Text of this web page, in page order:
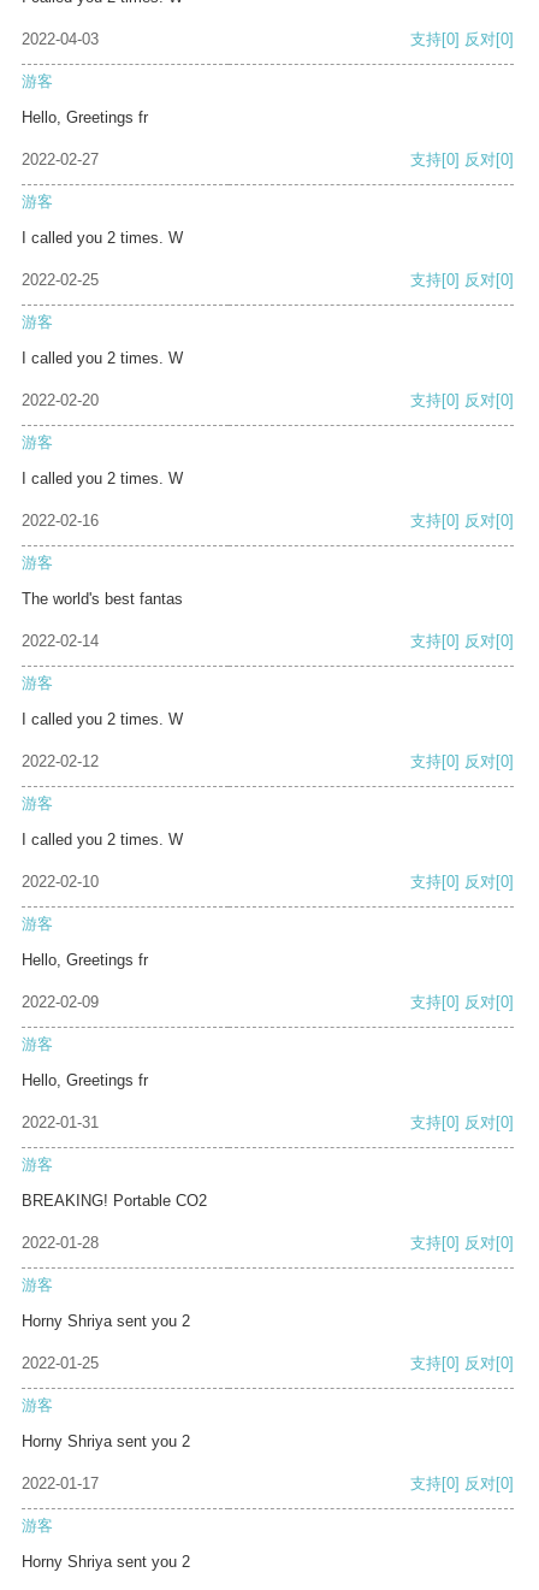
2022-04-03 支持[0] 反对[0]
游客
Hello, Greetings fr
2022-02-27 支持[0] 反对[0]
游客
I called you 2 times. W
2022-02-25 支持[0] 反对[0]
游客
I called you 2 times. W
2022-02-20 支持[0] 反对[0]
游客
I called you 2 times. W
2022-02-16 支持[0] 反对[0]
游客
The world's best fantas
2022-02-14 支持[0] 反对[0]
游客
I called you 2 times. W
2022-02-12 支持[0] 反对[0]
游客
I called you 2 times. W
2022-02-10 支持[0] 反对[0]
游客
Hello, Greetings fr
2022-02-09 支持[0] 反对[0]
游客
Hello, Greetings fr
2022-01-31 支持[0] 反对[0]
游客
BREAKING! Portable CO2
2022-01-28 支持[0] 反对[0]
游客
Horny Shriya sent you 2
2022-01-25 支持[0] 反对[0]
游客
Horny Shriya sent you 2
2022-01-17 支持[0] 反对[0]
游客
Horny Shriya sent you 2